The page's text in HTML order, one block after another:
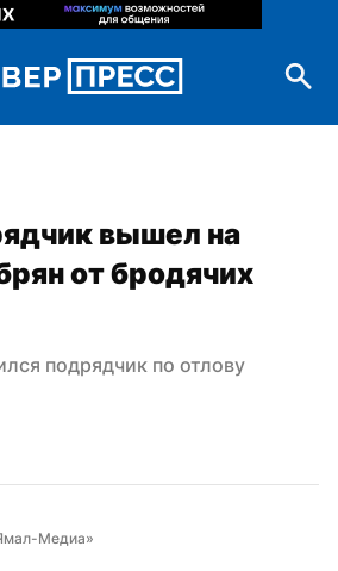
вышел на
от бродячих
подрядчик по отлову
Медиа»